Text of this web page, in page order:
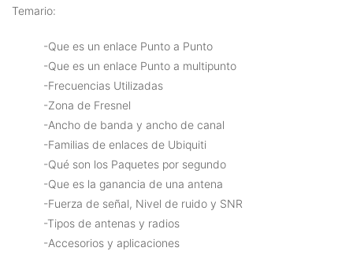
Temario:
-Que es un enlace Punto a Punto
-Que es un enlace Punto a multipunto
-Frecuencias Utilizadas
-Zona de Fresnel
-Ancho de banda y ancho de canal
-Familias de enlaces de Ubiquiti
-Qué son los Paquetes por segundo
-Que es la ganancia de una antena
-Fuerza de señal, Nivel de ruido y SNR
-Tipos de antenas y radios
-Accesorios y aplicaciones